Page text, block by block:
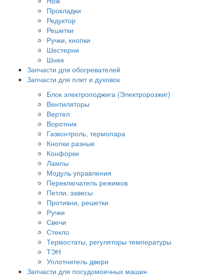
Прокладки
Редуктор
Решетки
Ручки, кнопки
Шестерни
Шнек
Запчасти для обогревателей
Запчасти для плит и духовок
Блок электроподжига (Электророзжиг)
Вентиляторы
Вертел
Воротник
Газконтроль, термопара
Кнопки разные
Конфорки
Лампы
Модуль управления
Переключатель режимов
Петли, завесы
Противни, решетки
Ручки
Свечи
Стекло
Термостаты, регуляторы температуры
ТЭН
Уплотнитель двери
Запчасти для посудомоечных машин